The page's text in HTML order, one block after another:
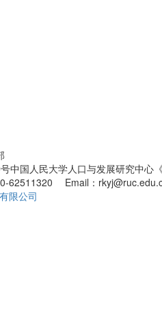
中国人民大学人口与发展研究中
62511320 Email：
限公司